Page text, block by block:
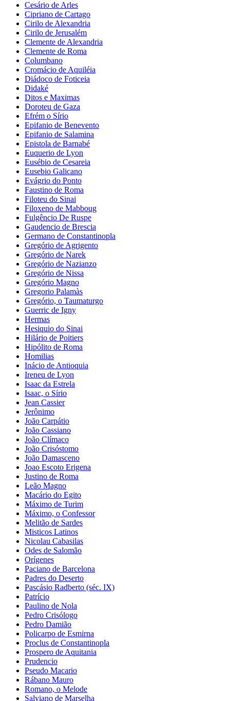
Cesário de Arles
Cipriano de Cartago
Cirilo de Alexandria
Cirilo de Jerusalém
Clemente de Alexandria
Clemente de Roma
Columbano
Cromácio de Aquiléia
Diádoco de Foticeia
Didaké
Ditos e Maximas
Doroteu de Gaza
Efrém o Sírio
Epifanio de Benevento
Epifanio de Salamina
Epistola de Barnabé
Euquerio de Lyon
Eusébio de Cesareia
Eusebio Galicano
Evágrio do Ponto
Faustino de Roma
Filoteu do Sinai
Filoxeno de Mabboug
Fulgêncio De Ruspe
Gaudencio de Brescia
Germano de Constantinopla
Gregório de Agrigento
Gregório de Narek
Gregório de Nazianzo
Gregório de Nissa
Gregório Magno
Gregorio Palamàs
Gregório, o Taumaturgo
Guerric de Igny
Hermas
Hesiquio do Sinai
Hilário de Poitiers
Hipólito de Roma
Homilias
Inácio de Antioquia
Ireneu de Lyon
Isaac da Estrela
Isaac, o Sírio
Jean Cassier
Jerônimo
João Carpátio
João Cassiano
João Clímaco
João Crisóstomo
João Damasceno
Joao Escoto Erigena
Justino de Roma
Leão Magno
Macário do Egito
Máximo de Turim
Máximo, o Confessor
Melitão de Sardes
Misticos Latinos
Nicolau Cabasilas
Odes de Salomão
Orígenes
Paciano de Barcelona
Padres do Deserto
Pascásio Radberto (séc. IX)
Patrício
Paulino de Nola
Pedro Crisólogo
Pedro Damião
Policarpo de Esmirna
Proclus de Constantinopla
Prospero de Aquitania
Prudencio
Pseudo Macario
Rábano Mauro
Romano, o Melode
Salviano de Marselha